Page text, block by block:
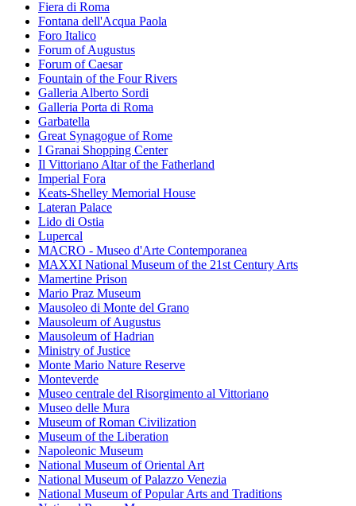
Fiera di Roma
Fontana dell'Acqua Paola
Foro Italico
Forum of Augustus
Forum of Caesar
Fountain of the Four Rivers
Galleria Alberto Sordi
Galleria Porta di Roma
Garbatella
Great Synagogue of Rome
I Granai Shopping Center
Il Vittoriano Altar of the Fatherland
Imperial Fora
Keats-Shelley Memorial House
Lateran Palace
Lido di Ostia
Lupercal
MACRO - Museo d'Arte Contemporanea
MAXXI National Museum of the 21st Century Arts
Mamertine Prison
Mario Praz Museum
Mausoleo di Monte del Grano
Mausoleum of Augustus
Mausoleum of Hadrian
Ministry of Justice
Monte Mario Nature Reserve
Monteverde
Museo centrale del Risorgimento al Vittoriano
Museo delle Mura
Museum of Roman Civilization
Museum of the Liberation
Napoleonic Museum
National Museum of Oriental Art
National Museum of Palazzo Venezia
National Museum of Popular Arts and Traditions